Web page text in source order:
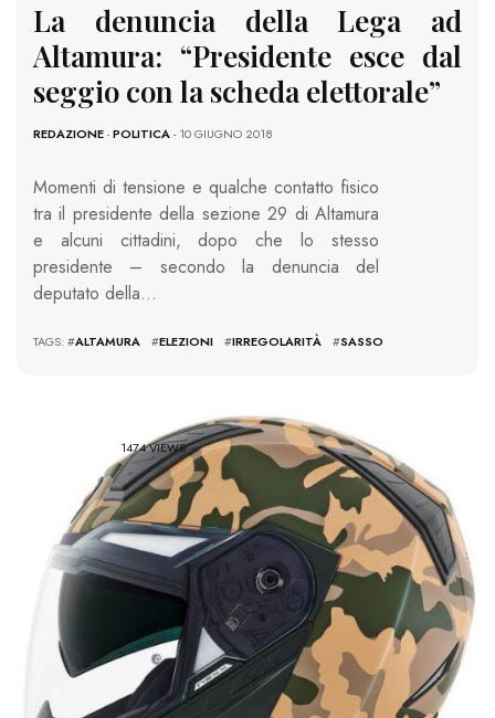
La denuncia della Lega ad
Altamura: “Presidente esce dal
seggio con la scheda elettorale”
REDAZIONE-POLITICA- 10 GIUGNO 2018
Momenti di tensione e qualche contatto fisico
tra il presidente della sezione 29 di Altamura
e alcuni cittadini, dopo che lo stesso
presidente – secondo la denuncia del
deputato della…
TAGS: #ALTAMURA #ELEZIONI #IRREGOLARITÀ #SASSO
1474 VIEWS